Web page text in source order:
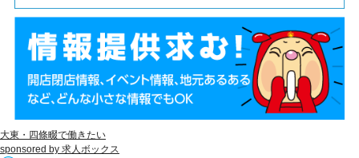
大東・四條畷で働きたい
sponsored by 求人ボックス